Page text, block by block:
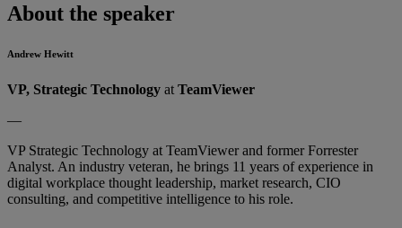
About the speaker
Andrew Hewitt
VP, Strategic Technology at TeamViewer
—
VP Strategic Technology at TeamViewer and former Forrester
Analyst. An industry veteran, he brings 11 years of experience in
digital workplace thought leadership, market research, CIO
consulting, and competitive intelligence to his role.